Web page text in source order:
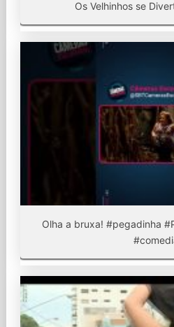
Os Velhinhos se
Olha a bruxa! #pegadinha